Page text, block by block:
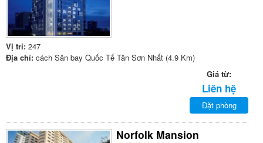
Vị trí: 247
Địa chỉ: cách Sân bay Quốc Tế Tân Sơn Nhất (4.9 Km)
Giá từ:
Liên hệ
Đặt phòng
Norfolk Mansion